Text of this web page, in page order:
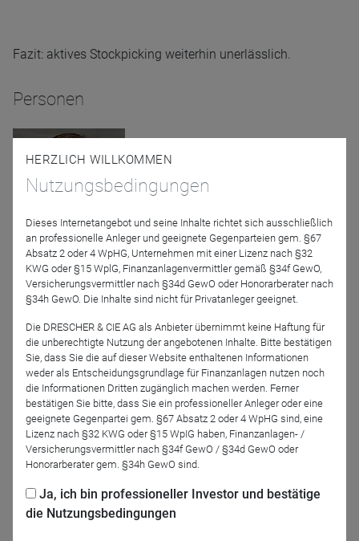
Fazit: aktives Stockpicking weiterhin unerlässlich.
Personen
Markus Herrmann
LOYS AG
Moderator
HERZLICH WILLKOMMEN
Nutzungsbedingungen
Dieses Internetangebot und seine Inhalte richtet sich ausschließlich
an professionelle Anleger und geeignete Gegenparteien gem. §67
Absatz 2 oder 4 WpHG, Unternehmen mit einer Lizenz nach §32
KWG oder §15 WplG, Finanzanlagenvermittler gemäß §34f GewO,
Versicherungsvermittler nach §34d GewO oder Honorarberater nach
§34h GewO. Die Inhalte sind nicht für Privatanleger geeignet.
Die DRESCHER & CIE AG als Anbieter übernimmt keine Haftung für
die unberechtigte Nutzung der angebotenen Inhalte. Bitte bestätigen
Sie, dass Sie die auf dieser Website enthaltenen Informationen
weder als Entscheidungsgrundlage für Finanzanlagen nutzen noch
die Informationen Dritten zugänglich machen werden. Ferner
bestätigen Sie bitte, dass Sie ein professioneller Anleger oder eine
geeignete Gegenpartei gem. §67 Absatz 2 oder 4 WpHG sind, eine
Lizenz nach §32 KWG oder §15 WpIG haben, Finanzanlagen- /
Versicherungsvermittler nach §34f GewO / §34d GewO oder
Honorarberater gem. §34h GewO sind.
Ja, ich bin professioneller Investor und bestätige
die Nutzungsbedingungen